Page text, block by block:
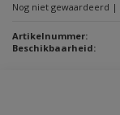
Nog niet gewaardeerd |
Artikelnummer:
Beschikbaarheid: